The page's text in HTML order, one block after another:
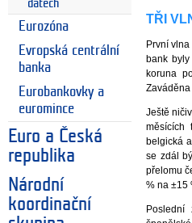
datech
Eurozóna
Evropská centrální
banka
Eurobankovky a
euromince
Euro a Česká
republika
Národní
koordinační
TŘI
První
bank
koruna
Ještě
měsících
belgická
se zdál
přelomu
% na ±15
Poslední